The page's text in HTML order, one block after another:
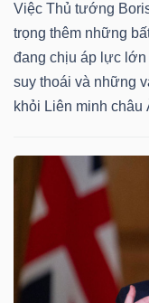
Việc Thủ tướng
trọng thêm những
đang chịu áp lực lớn
suy thoái và những
khỏi Liên minh
PHIẾU
CÔNG
ĐẦU
TƯ
TRUY